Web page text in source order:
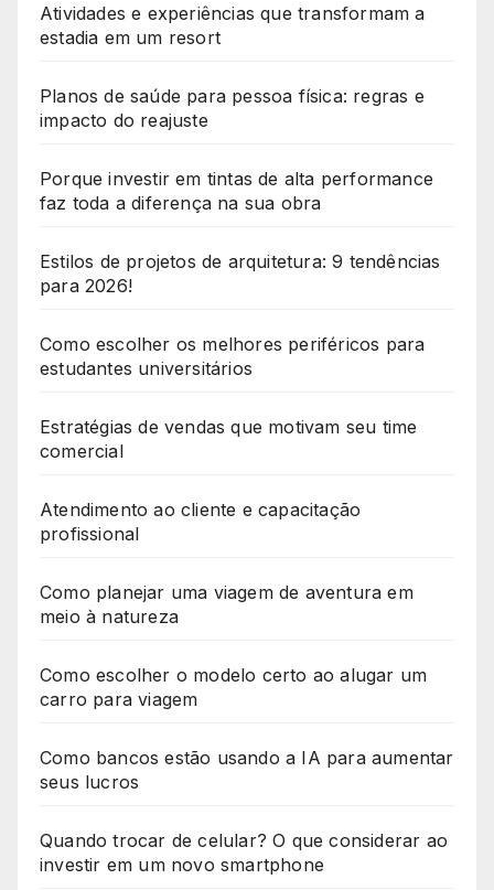
Atividades e experiências que transformam a
estadia em um resort
Planos de saúde para pessoa física: regras e
impacto do reajuste
Porque investir em tintas de alta performance
faz toda a diferença na sua obra
Estilos de projetos de arquitetura: 9 tendências
para 2026!
Como escolher os melhores periféricos para
estudantes universitários
Estratégias de vendas que motivam seu time
comercial
Atendimento ao cliente e capacitação
profissional
Como planejar uma viagem de aventura em
meio à natureza
Como escolher o modelo certo ao alugar um
carro para viagem
Como bancos estão usando a IA para aumentar
seus lucros
Quando trocar de celular? O que considerar ao
investir em um novo smartphone